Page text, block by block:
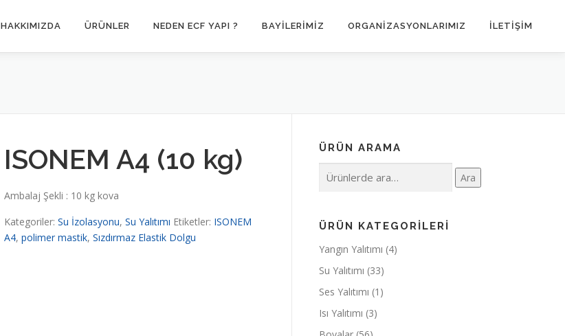
HAKKIMIZDA ÜRÜNLER NEDEN ECF YAPI ? BAYİLERİMİZ ORGANIZASYONLARIMIZ İLETIŞIM
ISONEM A4 (10 kg)
Ambalaj Şekli : 10 kg kova
Kategoriler: Su İzolasyonu, Su Yalıtımı Etiketler: ISONEM
A4, polimer mastik, Sızdırmaz Elastik Dolgu
ÜRÜN ARAMA
Ara:
Ara
ÜRÜN KATEGORILERI
Yangın Yalıtımı (4)
Su Yalıtımı (33)
Ses Yalıtımı (1)
Isı Yalıtımı (3)